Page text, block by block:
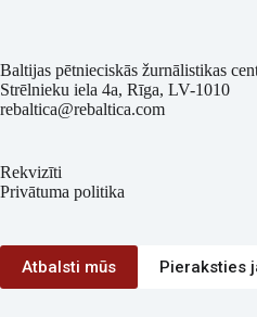
Baltijas pētnieciskās žurnālistikas
Strēlnieku iela 4a, Rīga, LV-1010
rebaltica@rebaltica.com
Rekvizīti
Privātuma politika
Atbalsti mūs Pieraksties